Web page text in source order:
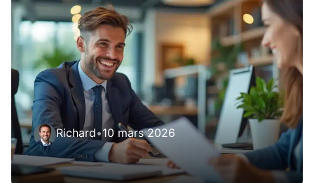
Richard•10 mars 2026